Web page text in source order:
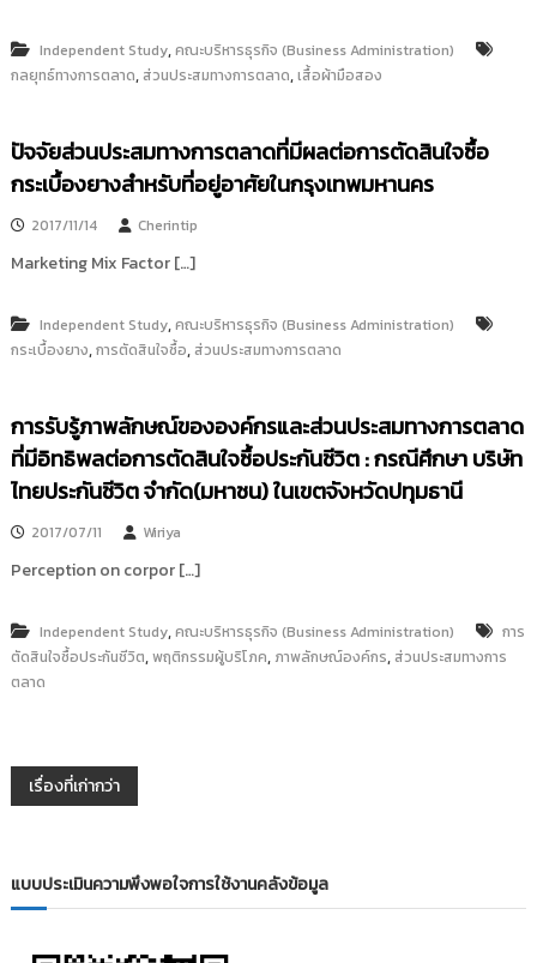
Independent Study,คณะบริหารธุรกิจ (Business Administration)
กลยุทธ์ทางการตลาด, ส่วนประสมทางการตลาด,เสื้อผ้ามือสอง
ปัจจัยส่วนประสมทางการตลาดที่มีผลต่อการตัดสินใจซื้อ
กระเบื้องยางสำหรับที่อยู่อาศัยในกรุงเทพมหานคร
2017/11/14 Cherintip
Marketing Mix Factor […]
Independent Study,คณะบริหารธุรกิจ (Business Administration)
กระเบื้องยาง,การตัดสินใจซื้อ, ส่วนประสมทางการตลาด
การรับรู้ภาพลักษณ์ขององค์กรและส่วนประสมทางการตลาด
ที่มีอิทธิพลต่อการตัดสินใจซื้อประกันชีวิต : กรณีศึกษา บริษัท
ไทยประกันชีวิต จำกัด(มหาชน) ในเขตจังหวัดปทุมธานี
2017/07/11 Wiriya
Perception on corpor […]
Independent Study,คณะบริหารธุรกิจ (Business Administration)
การ
ตัดสินใจซื้อประกันชีวิต,พฤติกรรมผู้บริโภค, ภาพลักษณ์องค์กร, ส่วนประสมทางการ
ตลาด
แ
ะ
เรื่องที่เก่ากว่า
แบบประเมินความพึงพอใจการใช้งานคลังข้อมูล